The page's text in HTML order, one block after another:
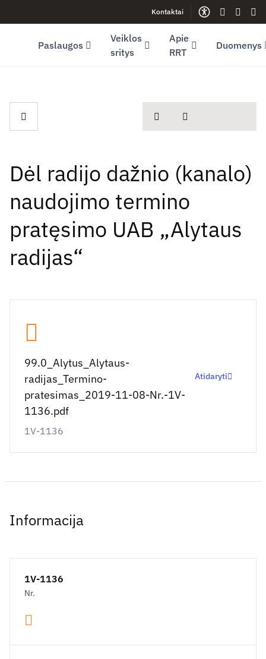
Youtube (opens in new window)Kontaktai
Gestų
Paslaugos
Veiklos
sritys
Apie
RRT
Duomenys
spausdintiDalintis
Dėl radijo dažnio (kanalo)
naudojimo termino
pratęsimo UAB „Alytaus
radijas“
99.0_Alytus_Alytaus-
radijas_Termino-
pratesimas_2019-11-08-Nr.-1V-
1136.pdf
1V-1136
Atidaryti
Informacija
1V-1136
Nr.